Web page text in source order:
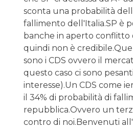
sconta una probabilità
fallimento dell'Italia.SP è
banche in aperto conflitto
quindi non è
sono i CDS ovvero il
questo caso ci sono
interesse).Un CDS come
il 34% di probabilità di
repubblica.Ovvero un
contro di noi.Benvenuti